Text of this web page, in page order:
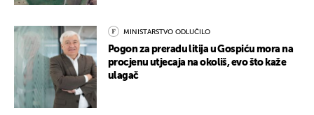
MINISTARSTVO ODLUČILO
Pogon za preradu litija u Gospiću mora na
procjenu utjecaja na okoliš, evo što kaže
ulagač